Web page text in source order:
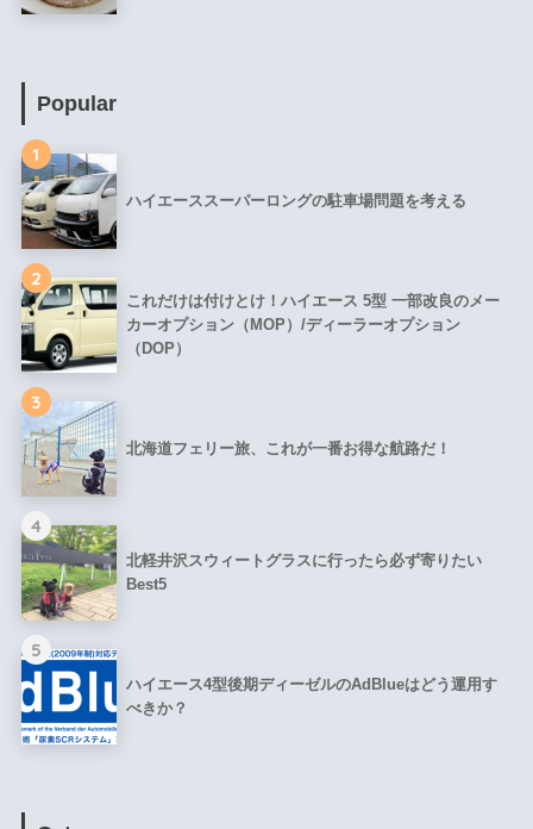
Popular
1
ハイエーススーパーロングの駐車場問題を考える
2
これだけは付けとけ！ハイエース 5型 一部改良のメー
カーオプション（MOP）/ディーラーオプション
（DOP）
3
北海道フェリー旅、これが一番お得な航路だ！
4
北軽井沢スウィートグラスに行ったら必ず寄りたい
Best5
5
ハイエース4型後期ディーゼルのAdBlueはどう運用す
べきか？